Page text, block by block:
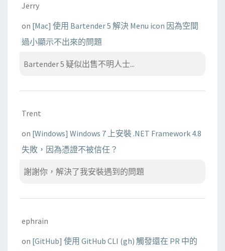
Jerry
on [Mac] 使用 Bartender 5 解決 Menu icon 因為空間
過小顯示不出來的問題
Bartender 5 疑似出售不明人士...
Trent
on [Windows] Windows 7 上安裝 .NET Framework 4.8
失敗，因為憑證不被信任？
謝謝你，解決了我安裝遇到的問題
ephrain
on [GitHub] 使用 GitHub CLI (gh) 觸發還在 PR 中的